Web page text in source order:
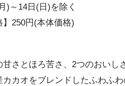
)～14日(日)を除く
】250円(本体価格)
甘さとほろ苦さ、2つのおいし
カカオをブレンドしたふわふ